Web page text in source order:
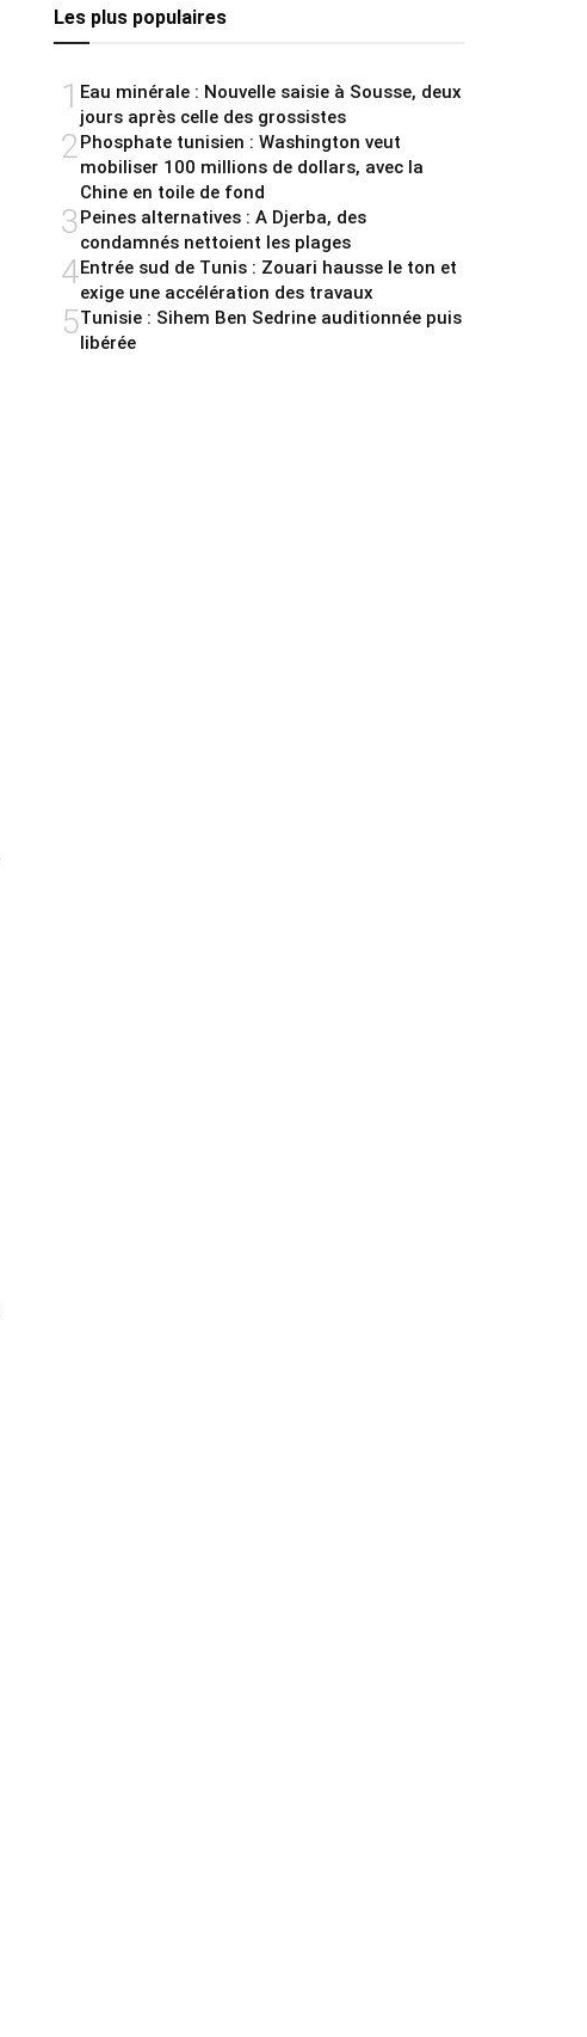
Les plus populaires
1 Eau minérale : Nouvelle saisie à Sousse, deux
jours après celle des grossistes
2Phosphate tunisien : Washington veut
mobiliser 100 millions de dollars, avec la
Chine en toile de fond
3Peines alternatives : A Djerba, des
condamnés nettoient les plages
4Entrée sud de Tunis : Zouari hausse le ton et
exige une accélération des travaux
5Tunisie : Sihem Ben Sedrine auditionnée puis
libérée